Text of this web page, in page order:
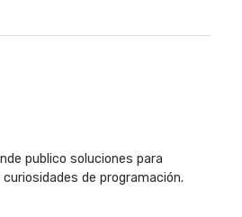
publico soluciones para
de programación.